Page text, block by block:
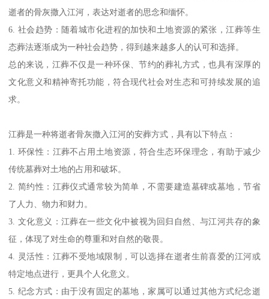
逝者的骨灰撒入江河，表达对逝者的思念和缅怀。
6. 社会趋势：随着城市化进程的加快和土地资源的紧张，江葬等生
态葬法逐渐成为一种社会趋势，得到越来越多人的认可和选择。
总的来说，江葬不仅是一种环保、节约的葬礼方式，也具有深厚的
文化意义和精神寄托功能，符合现代社会对生态和可持续发展的追
求。
江葬是一种将逝者骨灰撒入江河的安葬方式，具有以下特点：
1. 环保性：江葬不占用土地资源，符合生态环保理念，有助于减少
传统墓葬对土地的占用和破坏。
2. 简约性：江葬仪式通常较为简单，不需要建造墓碑或墓地，节省
了人力、物力和财力。
3. 文化意义：江葬在一些文化中被视为回归自然、与江河共存的象
征，体现了对生命的尊重和对自然的敬畏。
4. 灵活性：江葬不受地域限制，可以选择在逝者生前喜爱的江河或
特定地点进行，更具个人化意义。
5. 纪念方式：由于没有固定的墓地，家属可以通过其他方式纪念逝